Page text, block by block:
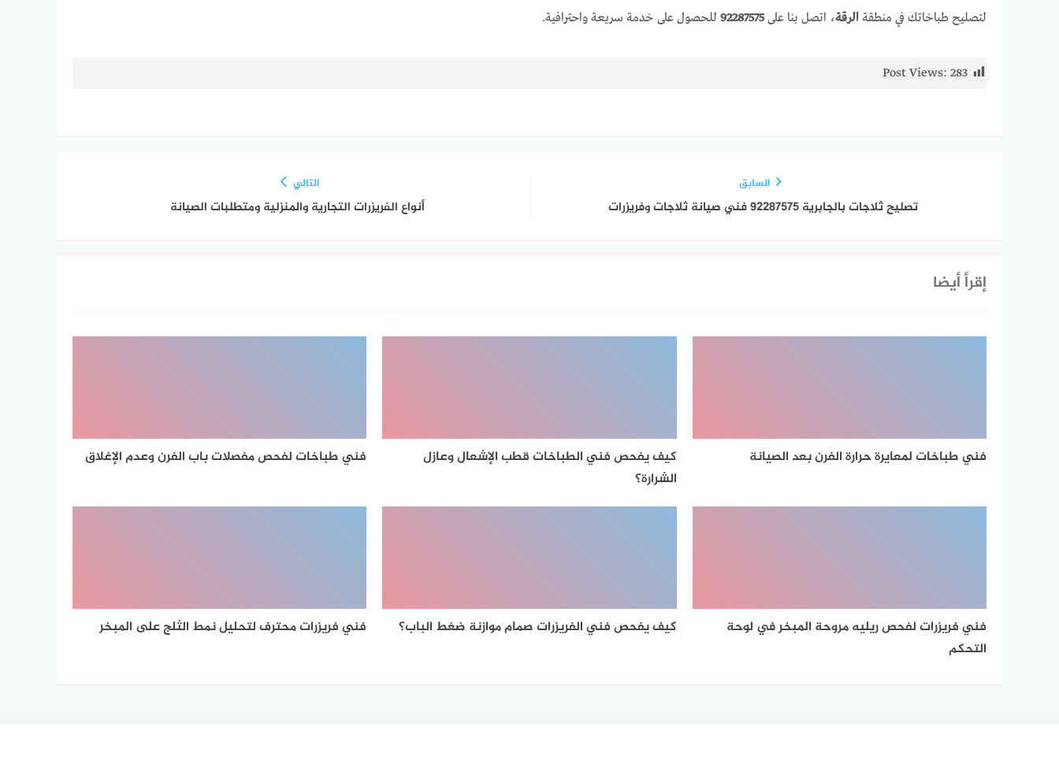
لتصليح طباخاتك في منطقة الرقة، اتصل بنا على92287575 للحصول على خدمة سريعة واحترافية.
Post Views: 283
السابق
تصليح ثلاجات بالجابرية 92287575 فني صيانة ثلاجات وفريزرات
التالي
أنواع الفريزرات التجارية والمنزلية ومتطلبات الصيانة
إقرأ أيضا
فني طباخات لمعايرة حرارة الفرن بعد الصيانة
كيف يفحص فني الطباخات قطب الإشعال وعازل
الشرارة؟
فني طباخات لفحص مفصلات باب الفرن وعدم الإغلاق
فني فريزرات لفحص ريليه مروحة المبخر في لوحة
التحكم
كيف يفحص فني الفريزرات صمام موازنة ضغط الباب؟ فني فريزرات محترف لتحليل نمط الثلج على المبخر